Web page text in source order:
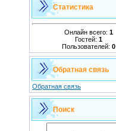
Статистика
Онлайн всего: 1
Гостей: 1
Пользователей: 0
Обратная связь
Обратная связь
Поиск